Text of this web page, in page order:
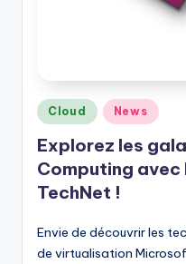
Posted
in
Cloud News
Explorez les
Computing avec
TechNet !
Envie de découvrir les
de virtualisation